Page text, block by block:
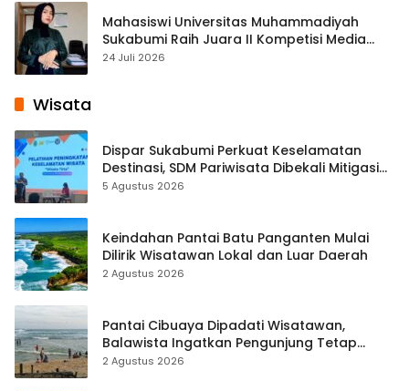
Mahasiswi Universitas Muhammadiyah
Sukabumi Raih Juara II Kompetisi Media
Pembelajaran Digital Tingkat Internasional
24 Juli 2026
Wisata
Dispar Sukabumi Perkuat Keselamatan
Destinasi, SDM Pariwisata Dibekali Mitigasi
hingga Teknik Evakuasi
5 Agustus 2026
Keindahan Pantai Batu Panganten Mulai
Dilirik Wisatawan Lokal dan Luar Daerah
2 Agustus 2026
Pantai Cibuaya Dipadati Wisatawan,
Balawista Ingatkan Pengunjung Tetap
Waspada
2 Agustus 2026